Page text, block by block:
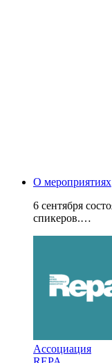
О мероприятиях
6 сентября
спикеров.…
Ассоциация